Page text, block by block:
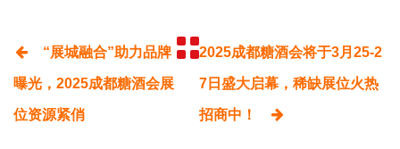
“展城融合”助力品牌
曝光，2025成都糖酒会展
位资源紧俏
2025成都糖酒会将于3月25-2
7日盛大启幕，稀缺展位火热
招商中！